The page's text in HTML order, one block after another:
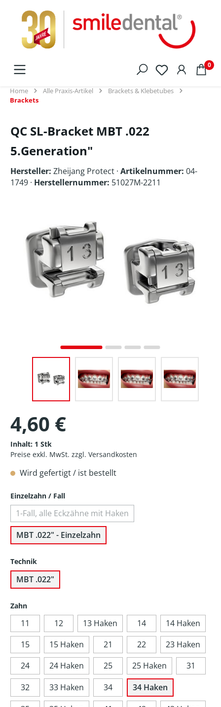
springen
0
Home Alle Praxis-Artikel
Brackets & Klebetubes
Brackets
QC SL-Bracket MBT .022
5.Generation"
Hersteller: Zheijang Protect · Artikelnummer: 04-
1749 · Herstellernummer: 51027M-2211
4,60 €
Inhalt: 1 Stk
Preise exkl. MwSt. zzgl. Versandkosten
Wird gefertigt / ist bestellt
Einzelzahn / Fall
1-Fall, alle Eckzähne mit Haken
MBT .022" - Einzelzahn
Technik
MBT .022"
Zahn
11 12 13 Haken 14
14 Haken
15
15 Haken 21 22
23 Haken
24
24 Haken 25 25 Haken
31
32
33 Haken 34
34 Haken